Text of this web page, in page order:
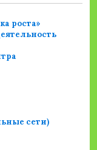
роста»
сети)